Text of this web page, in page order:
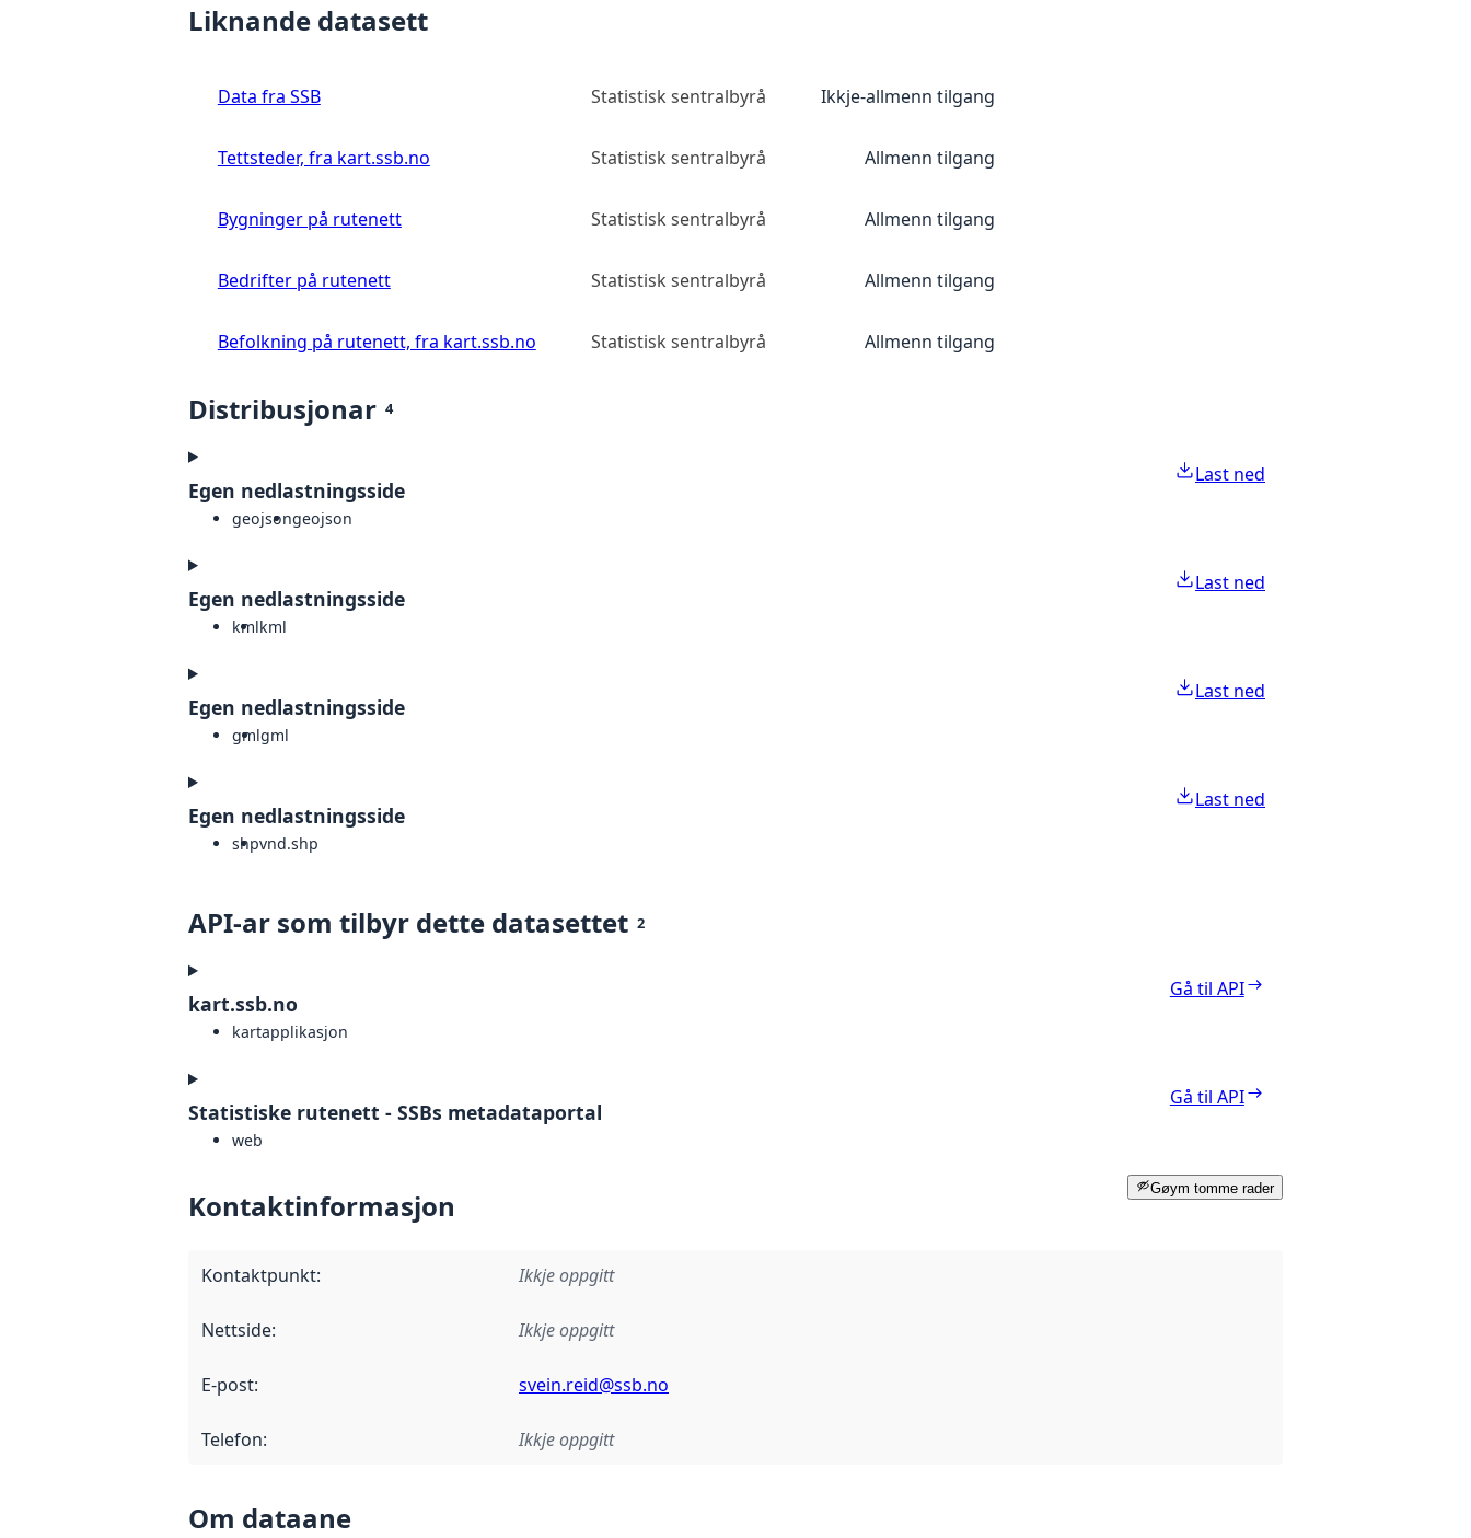
Liknande datasett
Data fra SSB Statistisk sentralbyrå Ikkje-allmenn tilgang
Tettsteder, fra kart.ssb.no Statistisk sentralbyrå Allmenn tilgang
Bygninger på rutenett Statistisk sentralbyrå Allmenn tilgang
Bedrifter på rutenett Statistisk sentralbyrå Allmenn tilgang
Befolkning på rutenett, fra kart.ssb.no Statistisk sentralbyrå Allmenn tilgang
Distribusjonar 4
Egen nedlastningsside
geojsongeojson
Last ned
Egen nedlastningsside
kmlkml
Last ned
Egen nedlastningsside
gmlgml
Last ned
Egen nedlastningsside
shpvnd.shp
Last ned
API-ar som tilbyr dette datasettet 2
kart.ssb.no
kartapplikasjon
Gå til API
Statistiske rutenett - SSBs metadataportal
web
Gå til API
Gøym tomme rader
Kontaktinformasjon
Kontaktpunkt: Ikkje oppgitt
Nettside: Ikkje oppgitt
E-post: svein.reid@ssb.no
Telefon: Ikkje oppgitt
Om dataane